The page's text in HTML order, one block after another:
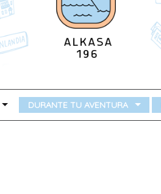
DURANTE TU AVENTURA